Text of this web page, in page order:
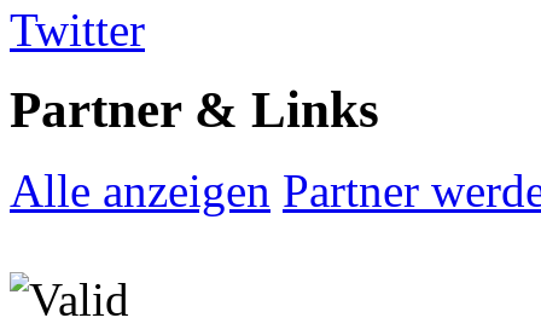
Partner & Links
Alle anzeigen Partner